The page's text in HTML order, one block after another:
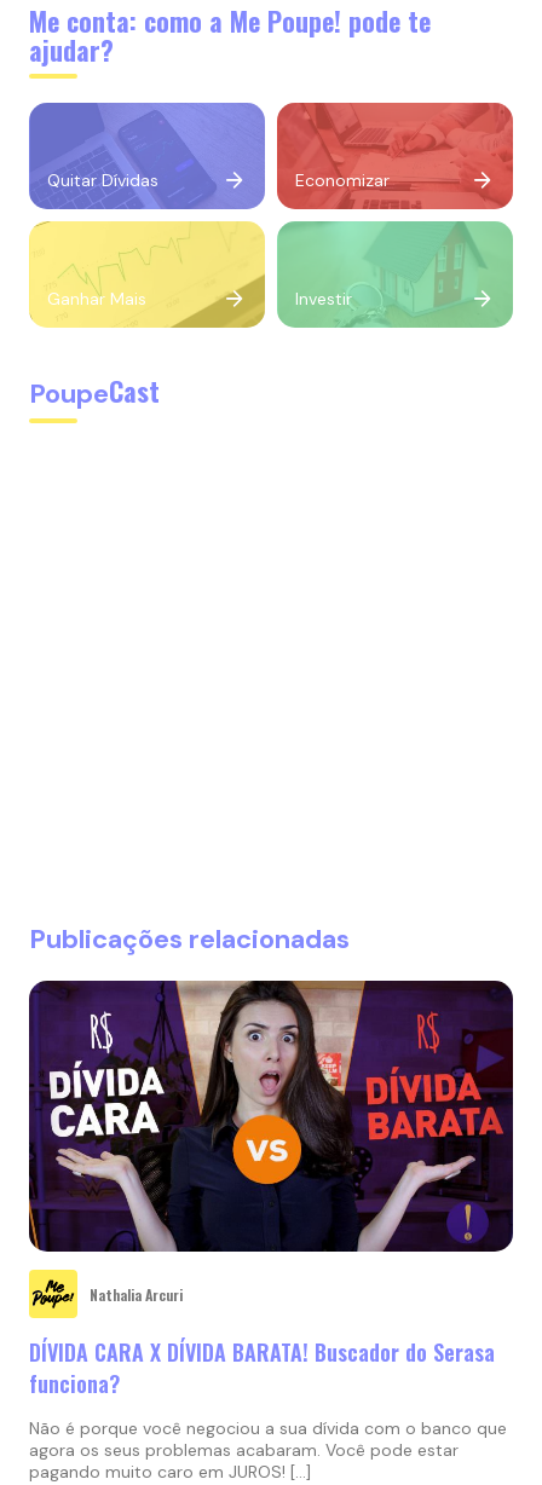
Me conta: como a Me Poupe! pode te
ajudar?
Quitar Dívidas Economizar
Ganhar Mais Investir
PoupeCast
Publicações relacionadas
Nathalia Arcuri
DÍVIDA CARA X DÍVIDA BARATA! Buscador do Serasa
funciona?
Não é porque você negociou a sua dívida com o banco que
agora os seus problemas acabaram. Você pode estar
pagando muito caro em JUROS! […]